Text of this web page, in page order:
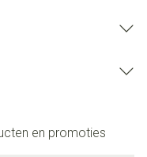
en promoties